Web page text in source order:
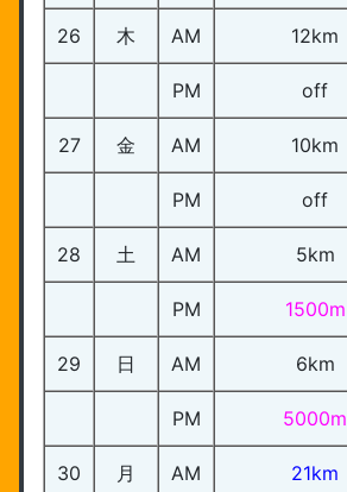
26 木 AM 12km
PM off
27 金 AM 10km
PM off
28 土 AM 5km
PM 1500m
29 日 AM 6km
PM 5000m
30 月 AM 21km